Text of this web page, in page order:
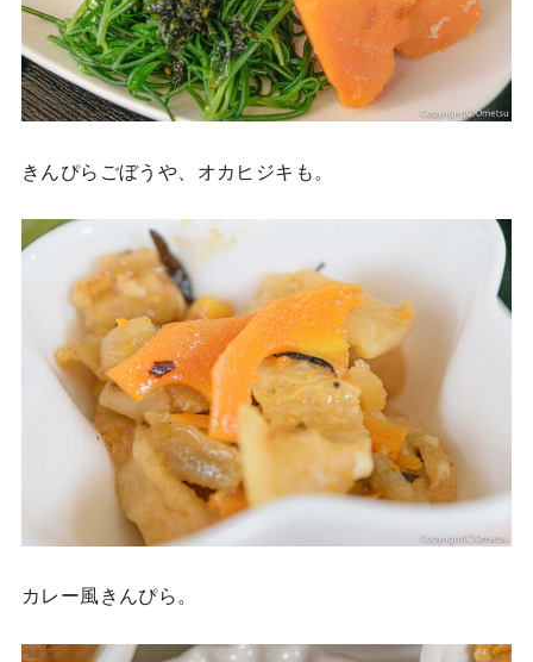
きんぴらごぼうや、オカヒジキも。
カレー風きんぴら。